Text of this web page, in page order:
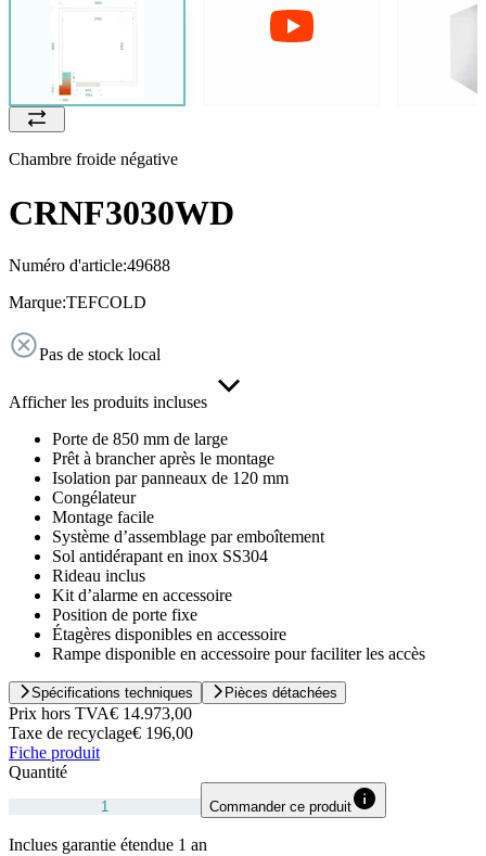
Chambre froide négative
CRNF3030WD
Numéro d'article:49688
Marque:TEFCOLD
Pas de stock local
Afficher les produits incluses
Porte de 850 mm de large
Prêt à brancher après le montage
Isolation par panneaux de 120 mm
Congélateur
Montage facile
Système d’assemblage par emboîtement
Sol antidérapant en inox SS304
Rideau inclus
Kit d’alarme en accessoire
Position de porte fixe
Étagères disponibles en accessoire
Rampe disponible en accessoire pour faciliter les accès
Spécifications techniques Pièces détachées
Prix hors TVA€ 14.973,00
Taxe de recyclage€ 196,00
Fiche produit
Quantité
Commander ce produit
Inclues garantie étendue 1 an